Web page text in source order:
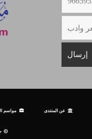
عن المنتدى مواسم
©